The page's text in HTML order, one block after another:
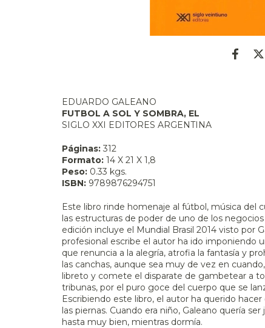
EDUARDO GALEANO
FUTBOL A SOL Y SOMBRA, EL
SIGLO XXI EDITORES ARGENTINA
Páginas: 312
Formato: 14 X 21 X 1,8
Peso: 0.33 kgs.
ISBN: 9789876294751
Este libro rinde homenaje al fútbol, música del
las estructuras de poder de uno de los
edición incluye el Mundial Brasil 2014 visto por
profesional escribe el autor ha ido imponiendo
que renuncia a la alegría, atrofia la fantasía y
las canchas, aunque sea muy de vez en
libreto y comete el disparate de gambetear a
tribunas, por el puro goce del cuerpo que se
Escribiendo este libro, el autor ha querido
las piernas. Cuando era niño, Galeano quería
hasta muy bien, mientras dormía.